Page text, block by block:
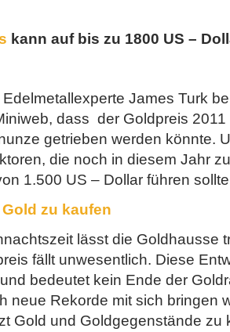
kann auf bis zu 1800 US –
James Turk
dass der Goldpreis
getrieben werden könnte.
die noch in diesem Jahr
1.500 US – Dollar führen
zu kaufen
lässt die Goldhausse
fällt unwesentlich. Diese
bedeutet kein Ende der
neue Rekorde mit sich bringen
Gold und Goldgegenstände zu